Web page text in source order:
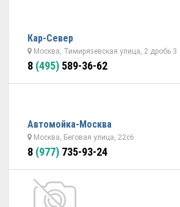
Кар-Север
Москва, Тимирязевская улица, 2 дробь 3
8 (495) 589-36-62
Автомойка-Москва
Москва, Беговая улица, 22с6
8 (977) 735-93-24